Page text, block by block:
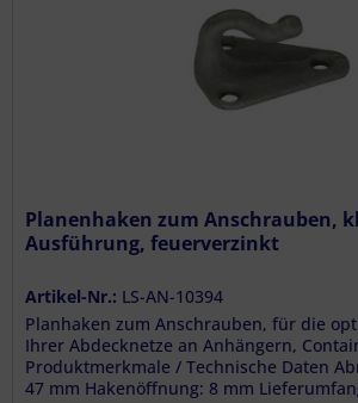
Planenhaken zum Anschrauben,
Ausführung, feuerverzinkt
Artikel-Nr.: LS-AN-10394
Planhaken zum Anschrauben, für die
Ihrer Abdecknetze an Anhängern,
Produktmerkmale / Technische Daten
47 mm Hakenöffnung: 8 mm